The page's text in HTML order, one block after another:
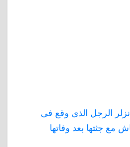
الرجل الذى وقع فى
جثتها بعد وفاتها